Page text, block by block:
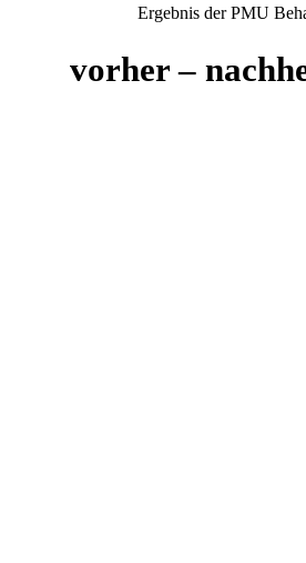
Ergebnis der PMU
vorher –